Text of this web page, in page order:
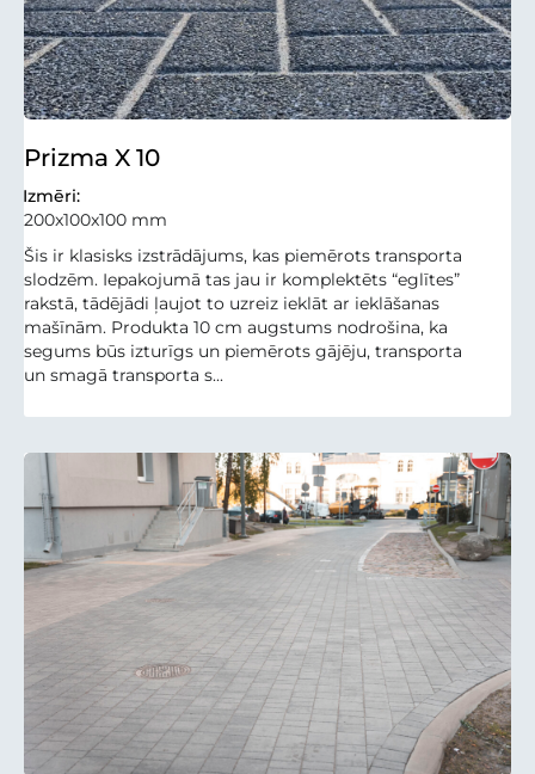
Prizma X 10
Izmēri:
200x100x100 mm
Šis ir klasisks izstrādājums, kas piemērots transporta
slodzēm. Iepakojumā tas jau ir komplektēts “eglītes”
rakstā, tādējādi ļaujot to uzreiz ieklāt ar ieklāšanas
mašīnām. Produkta 10 cm augstums nodrošina, ka
segums būs izturīgs un piemērots gājēju, transporta
un smagā transporta s...